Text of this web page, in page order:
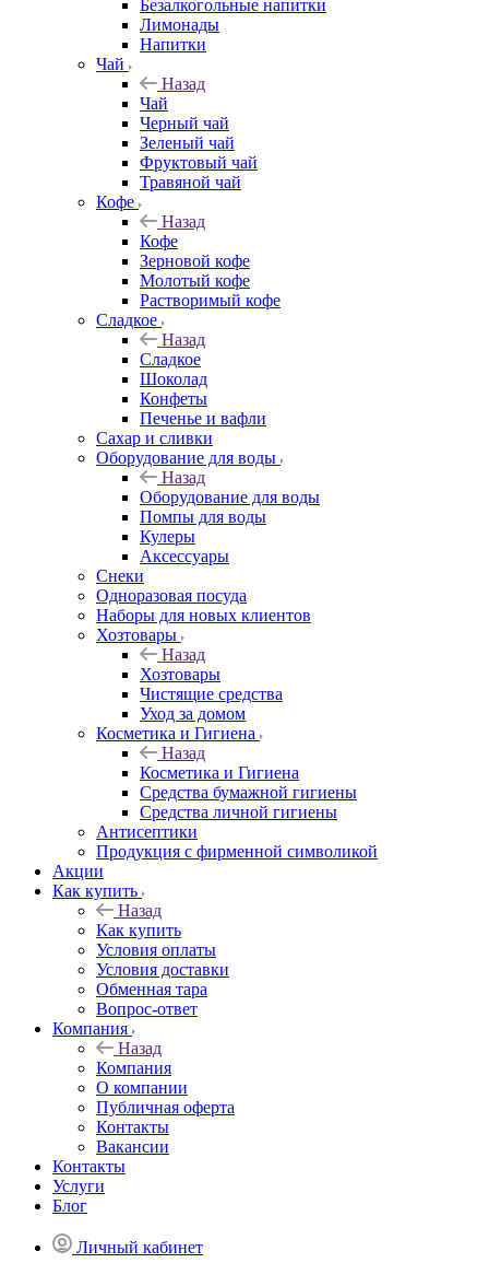
Безалкогольные напитки
Лимонады
Напитки
Чай
Назад
Чай
Черный чай
Зеленый чай
Фруктовый чай
Травяной чай
Кофе
Назад
Кофе
Зерновой кофе
Молотый кофе
Растворимый кофе
Сладкое
Назад
Сладкое
Шоколад
Конфеты
Печенье и вафли
Сахар и сливки
Оборудование для воды
Назад
Оборудование для воды
Помпы для воды
Кулеры
Аксессуары
Снеки
Одноразовая посуда
Наборы для новых клиентов
Хозтовары
Назад
Хозтовары
Чистящие средства
Уход за домом
Косметика и Гигиена
Назад
Косметика и Гигиена
Средства бумажной гигиены
Средства личной гигиены
Антисептики
Продукция с фирменной символикой
Акции
Как купить
Назад
Как купить
Условия оплаты
Условия доставки
Обменная тара
Вопрос-ответ
Компания
Назад
Компания
О компании
Публичная оферта
Контакты
Вакансии
Контакты
Услуги
Блог
Личный кабинет